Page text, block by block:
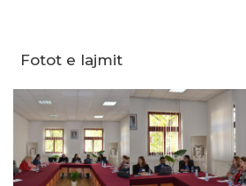
Fotot e lajmit